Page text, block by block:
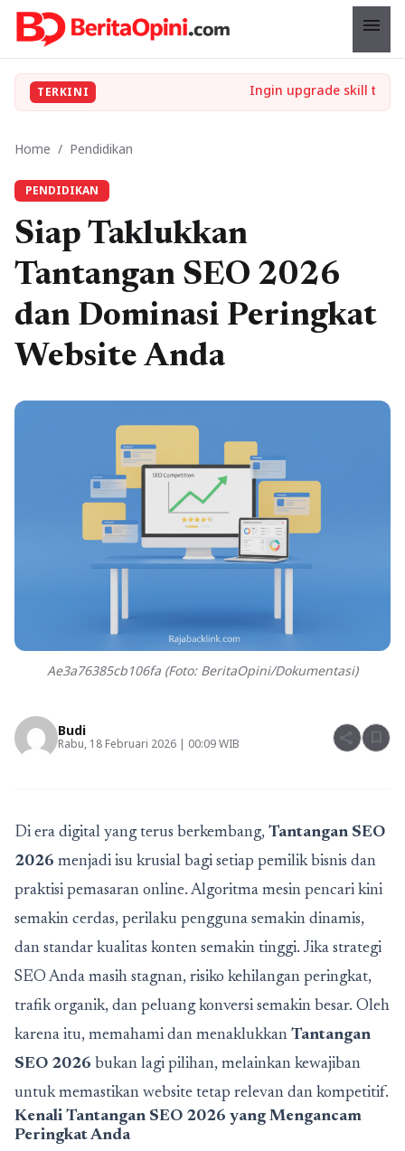
menu
TERKINI
Home / Pendidikan
PENDIDIKAN
Siap Taklukkan
Tantangan SEO 2026
dan Dominasi Peringkat
Website Anda
Ae3a76385cb106fa (Foto: BeritaOpini/Dokumentasi)
Budi
Rabu, 18 Februari 2026 | 00:09 WIB share bookmark
Di era digital yang terus berkembang, Tantangan SEO
2026 menjadi isu krusial bagi setiap pemilik bisnis dan
praktisi pemasaran online. Algoritma mesin pencari kini
semakin cerdas, perilaku pengguna semakin dinamis,
dan standar kualitas konten semakin tinggi. Jika strategi
SEO Anda masih stagnan, risiko kehilangan peringkat,
trafik organik, dan peluang konversi semakin besar. Oleh
karena itu, memahami dan menaklukkan Tantangan
SEO 2026 bukan lagi pilihan, melainkan kewajiban
untuk memastikan website tetap relevan dan kompetitif.
Kenali Tantangan SEO 2026 yang Mengancam
Peringkat Anda